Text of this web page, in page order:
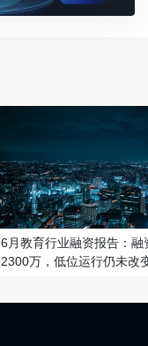
6月教育行业融资报告：融
2300万，低位运行仍未改